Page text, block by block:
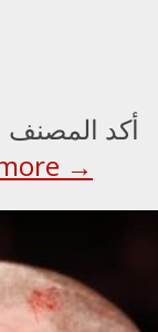
أكد المصنف
→